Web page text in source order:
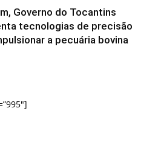
Governo do Tocantins
tecnologias de precisão
a pecuária bovina